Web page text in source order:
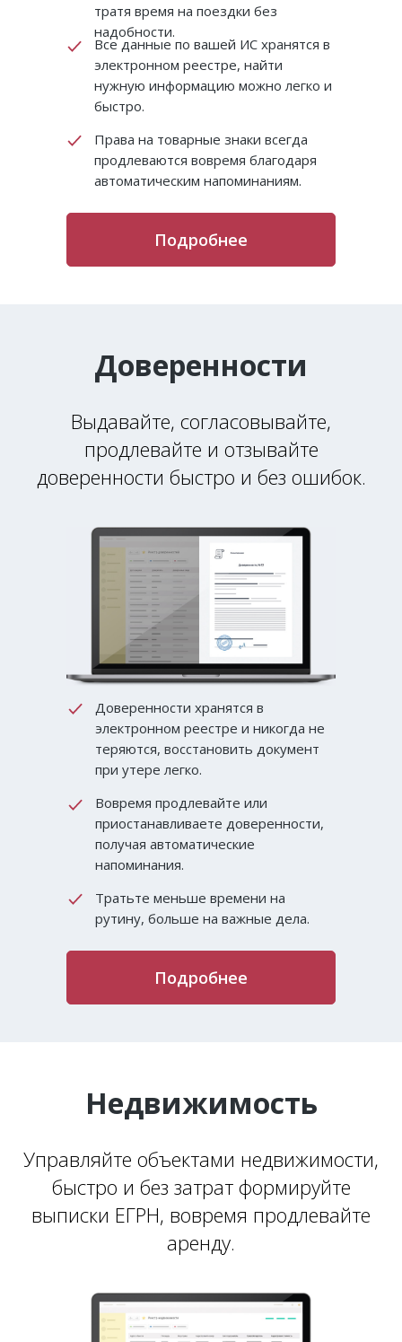
тратя время на поездки без
надобности.
Подробнее
Все данные по вашей ИС хранятся в
электронном реестре, найти
нужную информацию можно легко и
быстро.
Права на товарные знаки всегда
продлеваются вовремя благодаря
автоматическим напоминаниям.
Доверенности
Выдавайте, согласовывайте,
продлевайте и отзывайте
доверенности быстро и без ошибок.
Доверенности хранятся в
электронном реестре и никогда не
теряются, восстановить документ
при утере легко.
Подробнее
Вовремя продлевайте или
приостанавливаете доверенности,
получая автоматические
напоминания.
Тратьте меньше времени на
рутину, больше на важные дела.
Недвижимость
Управляйте объектами недвижимости,
быстро и без затрат формируйте
выписки ЕГРН, вовремя продлевайте
аренду.